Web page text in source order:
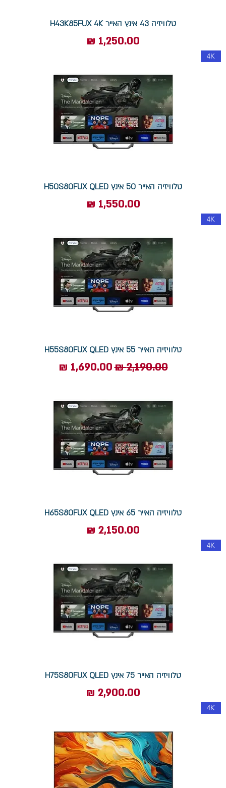
טלוויזיה 43 אינץ האייר H43K85FUX 4K
מחיר
4K
טלוויזיה האייר 50 אינץ H50S80FUX QLED
מחיר
4K
טלוויזיה האייר 55 אינץ H55S80FUX QLED
מחיר רגיל‏2,190.00 ‏₪ מחיר מבצע
טלוויזיה האייר 65 אינץ H65S80FUX QLED
מחיר
4K
טלוויזיה האייר 75 אינץ H75S80FUX QLED
מחיר
4K